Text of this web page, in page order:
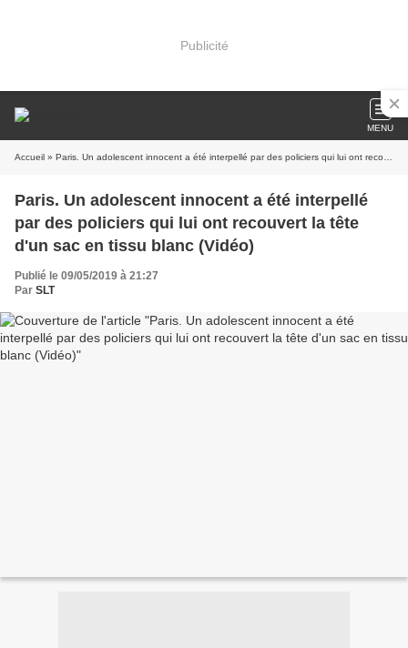
Publicité
MENU
Accueil » Paris. Un adolescent innocent a été interpellé par des policiers qui lui ont recouvert la tête d'un sac en tissu blanc (Vidéo)
Paris. Un adolescent innocent a été interpellé
par des policiers qui lui ont recouvert la tête
d'un sac en tissu blanc (Vidéo)
Publié le 09/05/2019 à 21:27
Par SLT